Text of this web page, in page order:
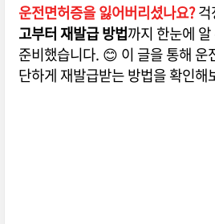
운전면허증을 잃어버리셨나요?걱
고부터 재발급 방법까지 한눈에
준비했습니다. 😊 이 글을 통해 운
단하게 재발급받는 방법을 확인해